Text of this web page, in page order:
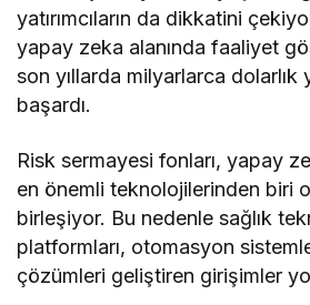
yatırımcıların da dikkatini
yapay zeka alanında faaliyet
son yıllarda milyarlarca dolarlık
başardı.
Risk sermayesi fonları, yapay
en önemli teknolojilerinden biri
birleşiyor. Bu nedenle sağlık
platformları, otomasyon
çözümleri geliştiren girişimler